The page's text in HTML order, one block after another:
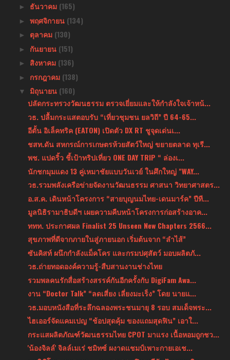
► ธันวาคม (165)
► พฤศจิกายน (134)
► ตุลาคม (130)
► กันยายน (151)
► สิงหาคม (136)
► กรกฎาคม (138)
▼ มิถุนายน (160)
ปลัดกระทรวงวัฒนธรรม ตรวจเยี่ยมและให้กำลังใจเจ้าหน้...
วธ. ปลื้มกระแสตอบรับ “เที่ยวชุมชน ยลวิถี” ปี 64-65...
อีตั้น อิเล็คทริค (EATON) เปิดตัว DX RT ชูจุดเด่นเ...
ชสท.ดัน สหกรณ์การเกษตรห้วยสัตว์ใหญ่ ขยายตลาด ทุเรี...
พช. แปดริ้ว ชี้เป้าทริปเที่ยว ONE DAY TRIP “ ล่องเ...
นักชกมุมแดง 13 คู่เหมาชัยแบบวันเวย์ ในศึกใหญ่ "WAY...
วธ.รวมพลังเครือข่ายจัดงานวัฒนธรรม ศาสนา วิทยาศาสตร...
อ.ส.ค. เดินหน้าโครงการ “สายบุญนมไทย-เดนมาร์ค” ปีที...
มูลนิธิรามาธิบดีฯ เผยความคืบหน้าโครงการก่อสร้างอาค...
ททท. ประกาศผล Finalist 25 Unseen New Chapters 2566...
สุขภาพที่ดีจากภายในสู่ภายนอก เริ่มต้นจาก “ลำไส้”
ซันคิสท์ ผนึกกำลังแม็คโคร และกรมปศุสัตว์ มอบผลิตภั...
วธ.ถ่ายทอดองค์ความรู้-สืบสานงานช่างไทย
รวมพลคนรักสื่อสร้างสรรค์กันอีกครั้งกับ DigiFam Awa...
งาน “Doctor Talk” “ลดเสี่ยง เลี่ยงมะเร็ง” โดย นายแ...
วธ.มอบหนังสือที่ระลึกฉลองพระชนมายุ 8 รอบ สมเด็จพระ...
ไฮเออร์จัดแคมเปญ “ช้อปสุดคุ้ม ของแถมสุดฟิน” เอาใ...
กระแสผลิตภัณฑ์วัฒนธรรมไทย CPOT มาแรง เนื้อหอมถูกชว...
'น้องจิลล์' จิลล์เมเร่ ชมิทซ์ ผงาดแชมป์เพาะกายเอเช...